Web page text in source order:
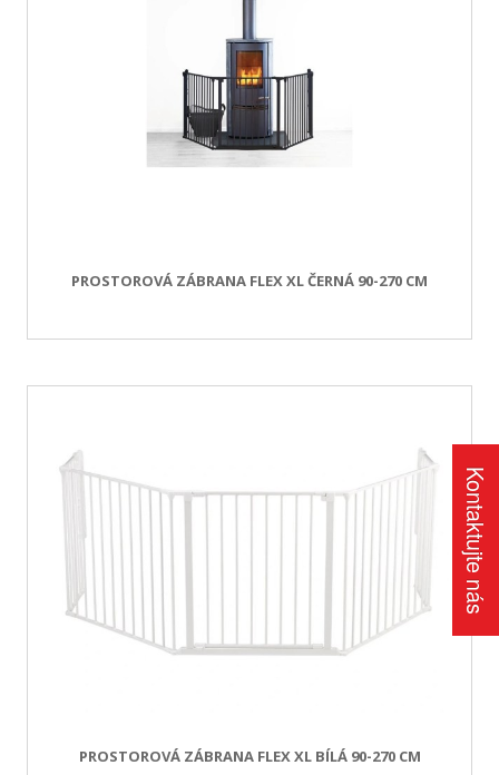
PROSTOROVÁ ZÁBRANA FLEX XL ČERNÁ 90-270 CM
PROSTOROVÁ ZÁBRANA FLEX XL BÍLÁ 90-270 CM
Kontaktujte nás